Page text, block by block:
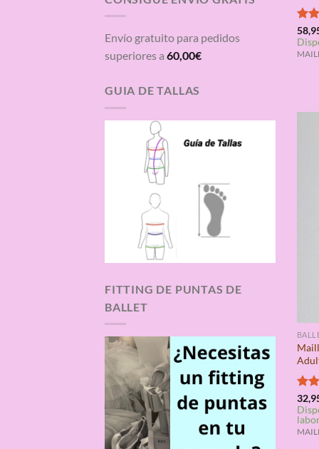
Envío gratuito para pedidos
superiores a 60,00€
GUIA DE TALLAS
FITTING DE PUNTAS DE
BALLET
con
de 5
con
de 5